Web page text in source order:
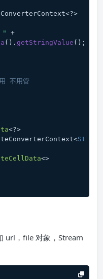
"
+
(). getStringValue ();
用 不用管
String
<>
url，file 对象，Stream